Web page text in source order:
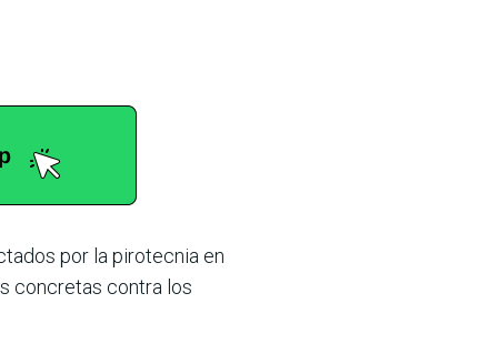
por la pirotecnia en
concretas contra los